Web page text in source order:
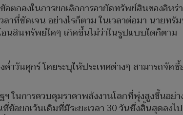
อตกลงในการยกเลิกการอายัดทรัพย์สินของอิ
าที่ชัดเจน อย่างไรก็ตาม ในเวลาต่อมา นาย
อนสินทรัพย์ใดๆ เกิดขึ้นไม่ว่าในรูปแบบใดก็ตาม
ำวันศุกร์ โดยระบุให้ประเทศต่างๆ สามารถจัด
นการควบคุมราคาพลังงานโลกที่พุ่งสูงขึ้นอย่า
ข้อยกเว้นเดิมที่มีระยะเวลา 30 วันซึ่งสิ้นสุดลง